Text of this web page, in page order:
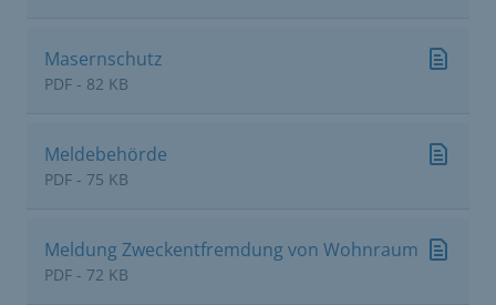
Masernschutz
PDF - 82 KB
Meldebehörde
PDF - 75 KB
Meldung Zweckentfremdung von Wohnraum
PDF - 72 KB